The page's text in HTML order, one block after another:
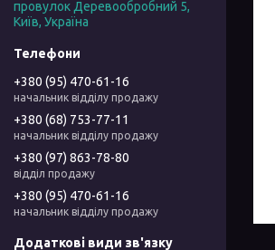
провулок Деревообробний 5,
Київ, Україна
+380 (95) 470-61-16
начальник відділу продажу
+380 (68) 753-77-11
начальник відділу продажу
+380 (97) 863-78-80
відділ продажу
+380 (95) 470-61-16
начальник відділу продажу